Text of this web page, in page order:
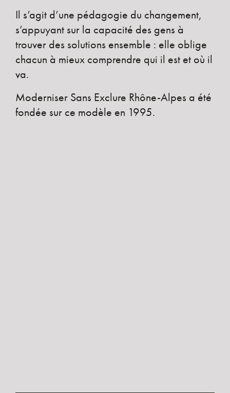
Il s’agit d’une pédagogie du changement,
s’appuyant sur la capacité des gens à
trouver des solutions ensemble : elle oblige
chacun à mieux comprendre qui il est et où il
va.
Moderniser Sans Exclure Rhône-Alpes a été
fondée sur ce modèle en 1995.